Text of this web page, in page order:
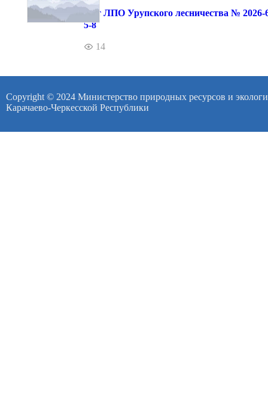
Акт ЛПО Урупского лесничества № 2026-
5-8
14
Copyright © 2024 Министерство природных ресурсов и
Карачаево-Черкесской Республики